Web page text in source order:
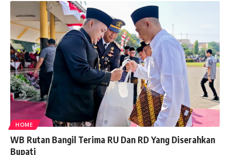
HOME
WB Rutan Bangil Terima RU Dan RD Yang Diserahkan
Bupati